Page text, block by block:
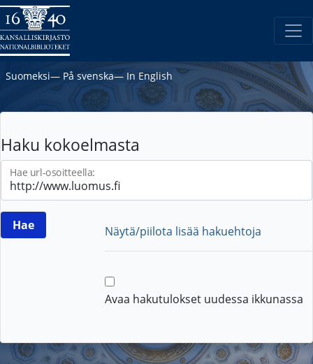
Suomeksi― På svenska― In English
Haku kokoelmasta
Hae url-osoitteella:
Näytä/piilota lisää hakuehtoja
Avaa hakutulokset uudessa ikkunassa